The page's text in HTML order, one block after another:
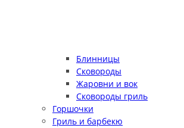
Блинницы
Сковороды
Жаровни и вок
Сковороды гриль
Горшочки
Гриль и барбекю